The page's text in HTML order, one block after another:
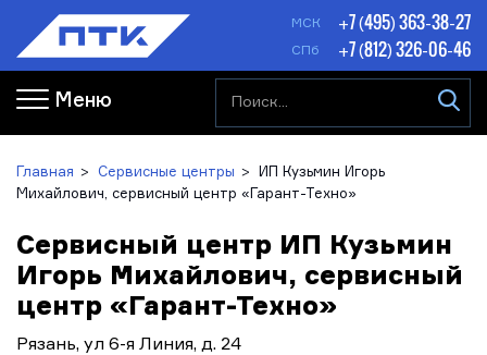
МСК +7 (495) 363-38-27
СПб +7 (812) 326-06-46
Меню
Главная Сервисные центры
ИП Кузьмин Игорь
Михайлович, сервисный центр «Гарант-Техно»
Сервисный центр ИП Кузьмин
Игорь Михайлович, сервисный
центр «Гарант-Техно»
Рязань, ул 6-я Линия, д. 24